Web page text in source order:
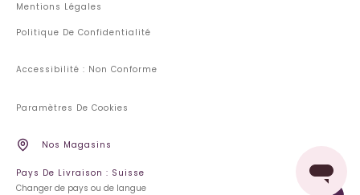
Mentions Légales
Politique De Confidentialité
Accessibilité : Non Conforme
Paramètres De Cookies
Nos Magasins
Pays De Livraison : Suisse
Changer de pays ou de langue